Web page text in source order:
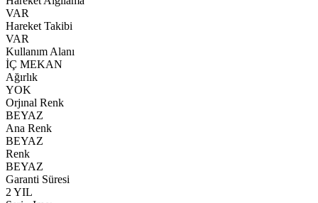
VAR
Hareket Takibi
VAR
Kullanım Alanı
İÇ MEKAN
Ağırlık
YOK
Orjınal Renk
BEYAZ
Ana Renk
BEYAZ
Renk
BEYAZ
Garanti Süresi
2 YIL